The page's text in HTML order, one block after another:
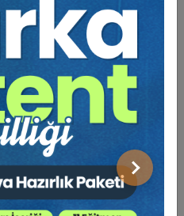
Sonraki
AB Onarım Hakkı
Onarım Hakkı
ANŞİN:
AB Onarım
Tüketimde Yeni Bir